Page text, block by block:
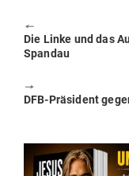
🠔
Previous
post:
Die Linke und das
Spandau
🠖
Next
DFB-Prä­sident